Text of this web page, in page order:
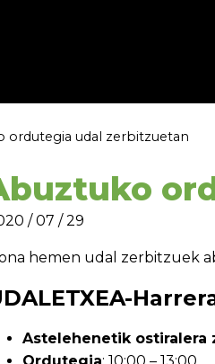
ordutegia udal zerbitzuetan
/ 07 / 29
hemen udal zerbitzuek
Astelehenetik ostiralera